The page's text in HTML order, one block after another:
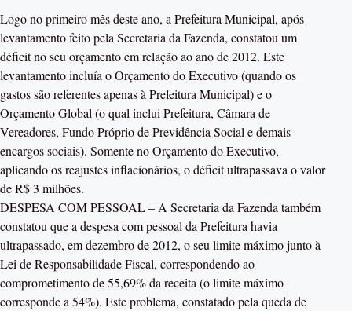
Logo no primeiro mês deste ano, a Prefeitura Municipal, após
levantamento feito pela Secretaria da Fazenda, constatou um
déficit no seu orçamento em relação ao ano de 2012. Este
levantamento incluía o Orçamento do Executivo (quando os
gastos são referentes apenas à Prefeitura Municipal) e o
Orçamento Global (o qual inclui Prefeitura, Câmara de
Vereadores, Fundo Próprio de Previdência Social e demais
encargos sociais). Somente no Orçamento do Executivo,
aplicando os reajustes inflacionários, o déficit ultrapassava o valor
de R$ 3 milhões.
DESPESA COM PESSOAL – A Secretaria da Fazenda também
constatou que a despesa com pessoal da Prefeitura havia
ultrapassado, em dezembro de 2012, o seu limite máximo junto à
Lei de Responsabilidade Fiscal, correspondendo ao
comprometimento de 55,69% da receita (o limite máximo
corresponde a 54%). Este problema, constatado pela queda de